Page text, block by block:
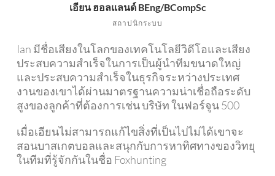
เอียน ฮอลแลนด์ BEng/BCompSc
สถาปนิกระบบ
Ian มีชื่อเสียงในโลกของเทคโนโลยีวิดีโอและเสียง
ประสบความสำเร็จในการเป็นผู้นำทีมขนาดใหญ่
และประสบความสำเร็จในธุรกิจระหว่างประเทศ
งานของเขาได้ผ่านมาตรฐานความน่าเชื่อถือระดับ
สูงของลูกค้าที่ต้องการเช่น บริษัท ในฟอร์จูน 500
เมื่อเอียนไม่สามารถแก้ไขสิ่งที่เป็นไปไม่ได้เขาจะ
สอนบาสเกตบอลและสนุกกับการหาทิศทางของวิทยุ
ในทีมที่รู้จักกันในชื่อ Foxhunting